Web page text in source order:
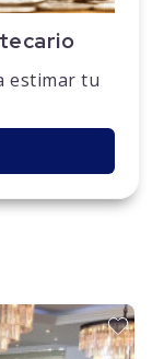
estimar tu